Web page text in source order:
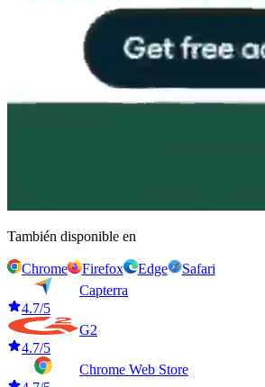
También disponible en
Chrome Firefox Edge
Safari
Capterra
4.7/5
G2
4.7/5
Chrome Web Store